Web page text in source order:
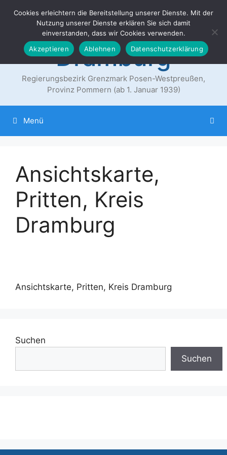
Inhalt
Der Landkreis
Dramburg
Regierungsbezirk Grenzmark Posen-Westpreußen,
Provinz Pommern (ab 1. Januar 1939)
Menü
Ansichtskarte,
Pritten, Kreis
Dramburg
Ansichtskarte, Pritten, Kreis Dramburg
Suchen
Suchen
Cookies erleichtern die Bereitstellung unserer Dienste. Mit der
Nutzung unserer Dienste erklären Sie sich damit
einverstanden, dass wir Cookies verwenden.
Akzeptieren
Ablehnen Datenschutzerklärung